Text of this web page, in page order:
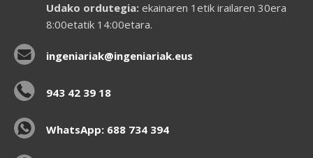
Udako ordutegia:ekainaren 1etik irailaren 30era
8:00etatik 14:00etara.
ingeniariak@ingeniariak.eus
943 42 39 18
WhatsApp: 688 734 394